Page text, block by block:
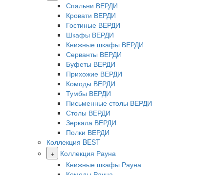
Спальни ВЕРДИ
Кровати ВЕРДИ
Гостиные ВЕРДИ
Шкафы ВЕРДИ
Книжные шкафы ВЕРДИ
Серванты ВЕРДИ
Буфеты ВЕРДИ
Прихожие ВЕРДИ
Комоды ВЕРДИ
Тумбы ВЕРДИ
Письменные столы ВЕРДИ
Столы ВЕРДИ
Зеркала ВЕРДИ
Полки ВЕРДИ
Коллекция BEST
+
Коллекция Рауна
Книжные шкафы Рауна